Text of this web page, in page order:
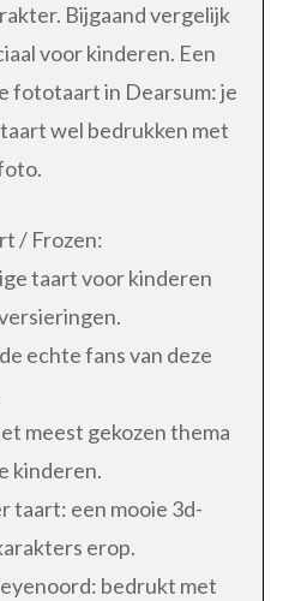
Bijgaand vergelijk
voor kinderen. Een
fototaart in Dearsum: je
wel bedrukken met
/ Frozen:
taart voor kinderen
echte fans van deze
meest gekozen thema
kinderen.
taart: een mooie 3d-
erop.
bedrukt met